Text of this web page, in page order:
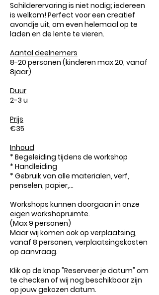
Schilderervaring is niet nodig; iedereen
is welkom! Perfect voor een creatief
avondje uit, om even helemaal op te
laden en de lente te vieren.
Aantal deelnemers
8-20 personen (kinderen max 20, vanaf
8jaar)
Duur
2-3 u
Prijs
€35
Inhoud
* Begeleiding tijdens de workshop
* Handleiding
* Gebruik van alle materialen, verf,
penselen, papier,...
Workshops kunnen doorgaan in onze
eigen workshopruimte.
(Max 9 personen)
Maar wij komen ook op verplaatsing,
vanaf 8 personen, verplaatsingskosten
op aanvraag.
Klik op de knop "Reserveer je datum" om
te checken of wij nog beschikbaar zijn
op jouw gekozen datum.